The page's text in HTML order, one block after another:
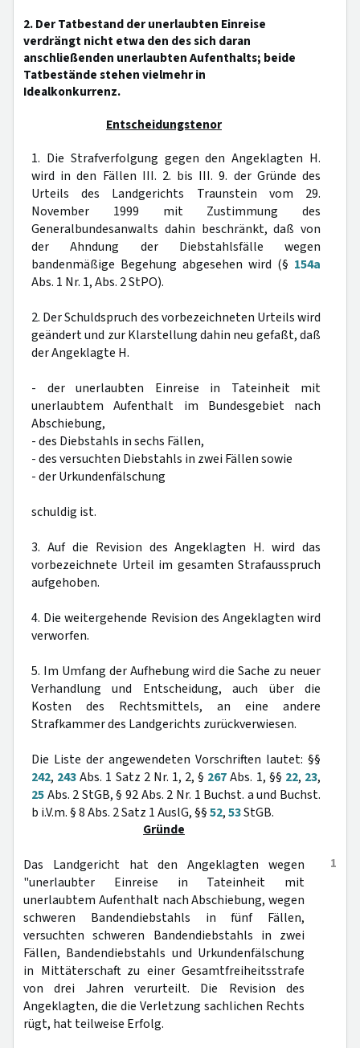
2. Der Tatbestand der unerlaubten Einreise
verdrängt nicht etwa den des sich daran
anschließenden unerlaubten Aufenthalts; beide
Tatbestände stehen vielmehr in
Idealkonkurrenz.
Entscheidungstenor
1. Die Strafverfolgung gegen den Angeklagten H.
wird in den Fällen III. 2. bis III. 9. der Gründe des
Urteils des Landgerichts Traunstein vom 29.
November 1999 mit Zustimmung des
Generalbundesanwalts dahin beschränkt, daß von
der Ahndung der Diebstahlsfälle wegen
bandenmäßige Begehung abgesehen wird (§ 154a
Abs. 1 Nr. 1, Abs. 2 StPO).
2. Der Schuldspruch des vorbezeichneten Urteils wird
geändert und zur Klarstellung dahin neu gefaßt, daß
der Angeklagte H.
- der unerlaubten Einreise in Tateinheit mit
unerlaubtem Aufenthalt im Bundesgebiet nach
Abschiebung,
- des Diebstahls in sechs Fällen,
- des versuchten Diebstahls in zwei Fällen sowie
- der Urkundenfälschung
schuldig ist.
3. Auf die Revision des Angeklagten H. wird das
vorbezeichnete Urteil im gesamten Strafausspruch
aufgehoben.
4. Die weitergehende Revision des Angeklagten wird
verworfen.
5. Im Umfang der Aufhebung wird die Sache zu neuer
Verhandlung und Entscheidung, auch über die
Kosten des Rechtsmittels, an eine andere
Strafkammer des Landgerichts zurückverwiesen.
Die Liste der angewendeten Vorschriften lautet: §§
242, 243Abs. 1 Satz 2 Nr. 1, 2, § 267Abs. 1, §§ 22, 23,
25Abs. 2 StGB, § 92 Abs. 2 Nr. 1 Buchst. a und Buchst.
b i.V.m. § 8 Abs. 2 Satz 1 AuslG, §§52,53StGB.
Gründe
1
Das Landgericht hat den Angeklagten wegen
"unerlaubter Einreise in Tateinheit mit
unerlaubtem Aufenthalt nach Abschiebung, wegen
schweren Bandendiebstahls in fünf Fällen,
versuchten schweren Bandendiebstahls in zwei
Fällen, Bandendiebstahls und Urkundenfälschung
in Mittäterschaft zu einer Gesamtfreiheitsstrafe
von drei Jahren verurteilt. Die Revision des
Angeklagten, die die Verletzung sachlichen Rechts
rügt, hat teilweise Erfolg.